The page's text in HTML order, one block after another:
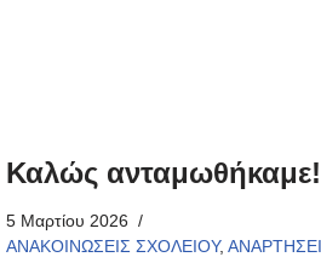
Καλώς ανταμωθήκαμε!
5 Μαρτίου 2026
ΑΝΑΚΟΙΝΩΣΕΙΣ ΣΧΟΛΕΙΟΥ,